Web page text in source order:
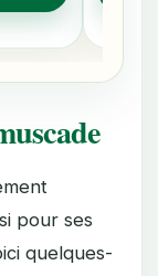
pour ses
quelques-